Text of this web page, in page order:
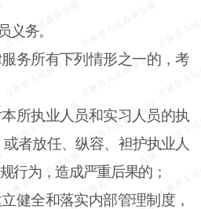
义务。
务所有下列情形之一的，考
本所执业人员和实习人员的执
者放任、纵容、袒护执业人
行为，造成严重后果的；
健全和落实内部管理制度，